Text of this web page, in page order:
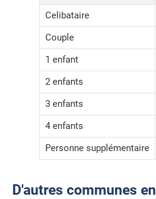
Celibataire
Couple
1 enfant
2 enfants
3 enfants
4 enfants
Personne supplémentaire
D'autres communes